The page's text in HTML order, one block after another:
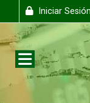
Iniciar Sesión